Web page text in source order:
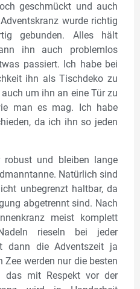
geschmückt und auch
wurde richtig
gebunden. Alles hält
ihn auch problemlos
passiert. Ich habe bei
ihn als Tischdeko zu
um ihn an eine Tür zu
man es mag. Ich habe
da ich ihn so jeden
robust und bleiben lange
Natürlich sind
unbegrenzt haltbar, da
abgetrennt sind. Nach
meist komplett
rieseln bei jeder
dann die Adventszeit ja
Zee werden nur die besten
das mit Respekt vor der